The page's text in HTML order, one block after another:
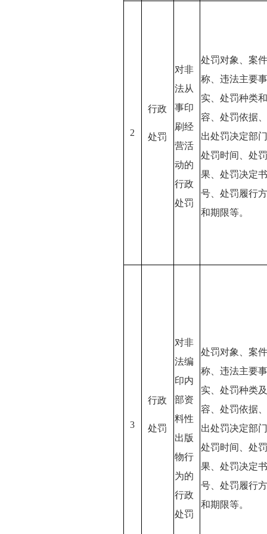
2
行政
处罚
对非
法从
事印
刷经
营活
动的
行政
处罚
处罚对象、案
称、违法主要
实、处罚种类
容、处罚依据
出处罚决定部
处罚时间、处
果、处罚决定
号、处罚履行
和期限等。
3
行政
处罚
对非
法编
印内
部资
料性
出版
物行
为的
行政
处罚
处罚对象、案
称、违法主要
实、处罚种类
容、处罚依据
出处罚决定部
处罚时间、处
果、处罚决定
号、处罚履行
和期限等。